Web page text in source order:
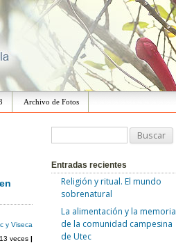
Archivo de Fotos
y Viseca
veces|
sEntradas recientes
Religión y ritual. El mundo
sobrenatural
La alimentación y la memoria
de la comunidad campesina
de Utec